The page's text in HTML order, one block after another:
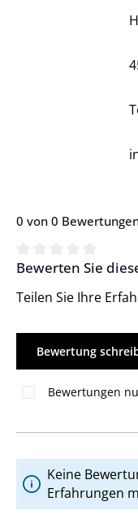
0 von 0
Durchschnittliche
Bewerten Sie
Teilen Sie Ihre
Bewertung
Bewertungen
Keine
Erfahrungen